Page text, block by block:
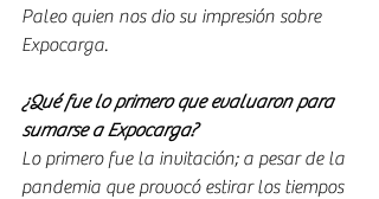
Paleo quien nos dio su impresión sobre
Expocarga.
¿Qué fue lo primero que evaluaron para
sumarse a Expocarga?
Lo primero fue la invitación; a pesar de la
pandemia que provocó estirar los tiempos